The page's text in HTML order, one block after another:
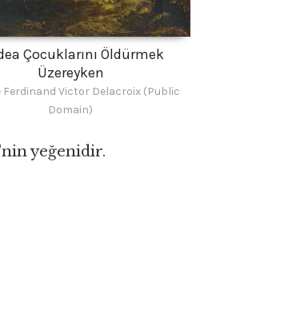
Çocuklarını Öldürmek
Üzereyken
Ferdinand Victor Delacroix (Public
Domain)
yeğenidir.